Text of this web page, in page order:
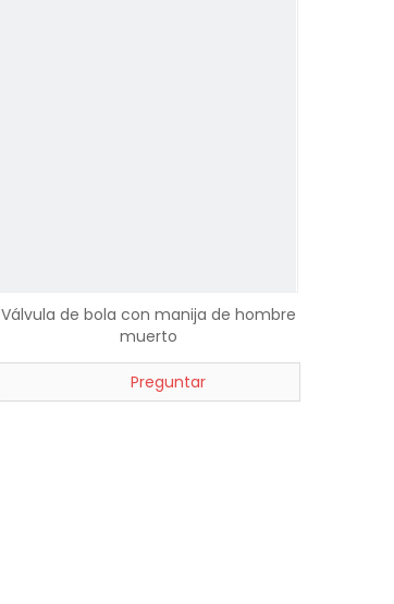
Válvula de bola con manija de hombre
muerto
Preguntar